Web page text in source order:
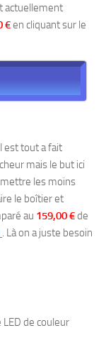
actuellement
€en cliquant sur le
est tout a fait
mais le but ici
mettre les moins
le boîtier et
au 159,00 €de
. Là on a juste besoin
de couleur